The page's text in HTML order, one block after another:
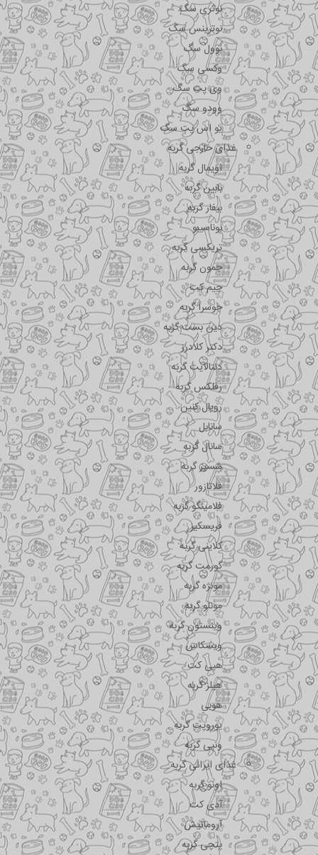
نوتری سگ
نوترینس سگ
نوول سگ
وکسی سگ
وی پت سگ
وودو سگ
یو اس پت سگ
غذای خارجی گربه
اویمال گربه
بابین گربه
بیفار گربه
بوناسیبو
تریکسی گربه
جمون گربه
جیم کت
جوسرا گربه
دین بست گربه
دکتر کلادرز
دنتالایت گربه
رفلکس گربه
رویال کنین
سانابل
سانال گربه
شسیر گربه
فلاتازور
فلامینگو گربه
فریسکیز
کلاینی گربه
گورمت گربه
مونژه گربه
مونلو گربه
وینستون گربه
ویسکاس
هپی کت
هیلز گربه
هوبی
یوروپت گربه
ونپی گربه
غذای ایرانی گربه
اونو گربه
آدی کت
آروماتیش
پتچی گربه